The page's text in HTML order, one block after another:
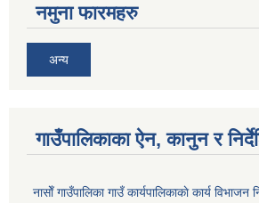
नमुना फारमहरु
अन्य
गाउँपालिकाका ऐन, कानुन र
नासाेँ गाउँपालिका गाउँ कार्यपालिकाकाे कार्य विभाजन